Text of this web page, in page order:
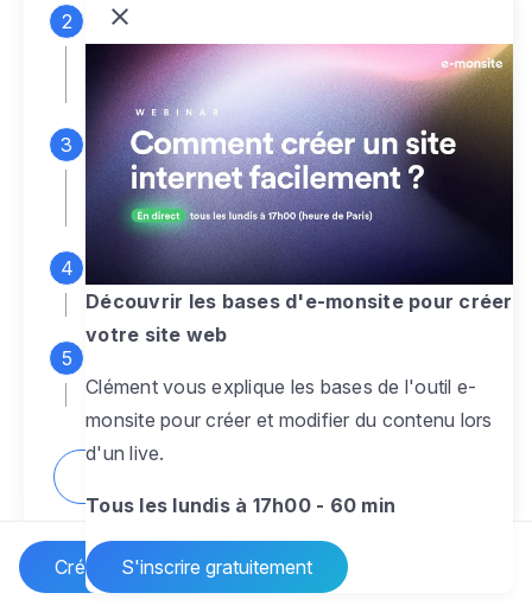
Créer un site Internet
Connectez-vous
monsite gratuit pour accéder à votre
espace d'administration
Personnalisez entièrement le
designpour créer un site web sur-mesure,
à votre image
Ajoutez des pagessans limite pour
présenter votre activité, votre passion
pour rendre votre site dynamique
Découvrir les bases d'e-monsite pour créer
votre site web
Clément vous explique les bases de l'outil e-
monsite pour créer et modifier du contenu lors
d'un live.
Tous les lundis à 17h00 - 60 min
S'inscrire gratuitement